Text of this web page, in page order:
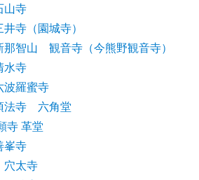
寺
寺（園城寺）
智山 観音寺（今熊野観音寺）
寺
羅蜜寺
法寺 六角堂
寺 革堂
寺
太寺